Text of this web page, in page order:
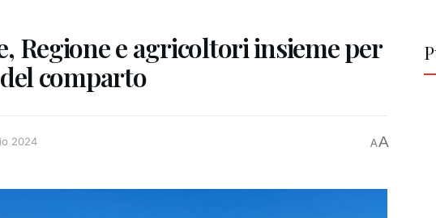
Regione e agricoltori insieme per
comparto
2024 AA